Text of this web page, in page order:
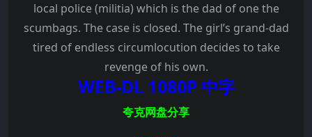
local police (militia) which is the dad of one the
scumbags. The case is closed. The girl’s grand-dad
tired of endless circumlocution decides to take
revenge of his own.
WEB-DL 1080P 中字
夸克网盘分享